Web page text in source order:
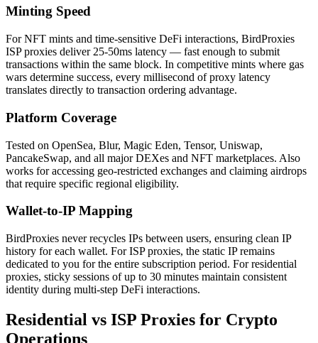
Minting Speed
For NFT mints and time-sensitive DeFi interactions, BirdProxies
ISP proxies deliver 25-50ms latency — fast enough to submit
transactions within the same block. In competitive mints where gas
wars determine success, every millisecond of proxy latency
translates directly to transaction ordering advantage.
Platform Coverage
Tested on OpenSea, Blur, Magic Eden, Tensor, Uniswap,
PancakeSwap, and all major DEXes and NFT marketplaces. Also
works for accessing geo-restricted exchanges and claiming airdrops
that require specific regional eligibility.
Wallet-to-IP Mapping
BirdProxies never recycles IPs between users, ensuring clean IP
history for each wallet. For ISP proxies, the static IP remains
dedicated to you for the entire subscription period. For residential
proxies, sticky sessions of up to 30 minutes maintain consistent
identity during multi-step DeFi interactions.
Residential vs ISP Proxies for Crypto
Operations